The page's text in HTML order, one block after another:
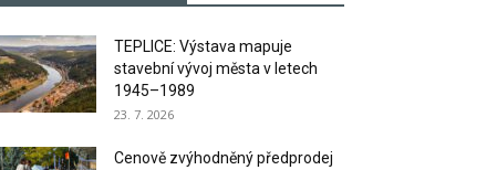
TEPLICE: Výstava mapuje
stavební vývoj města v letech
1945–1989
23. 7. 2026
Cenově zvýhodněný předprodej